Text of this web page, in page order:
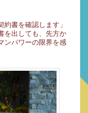
書を確認します」
を出しても、先方か
ンパワーの限界を感